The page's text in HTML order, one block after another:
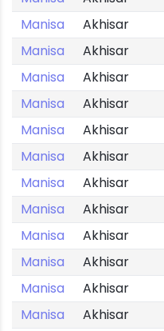
Manisa
Akhisar
Manisa
Akhisar
Manisa
Akhisar
Manisa
Akhisar
Manisa
Akhisar
Manisa
Akhisar
Manisa
Akhisar
Manisa
Akhisar
Manisa
Akhisar
Manisa
Akhisar
Manisa
Akhisar
Manisa
Akhisar